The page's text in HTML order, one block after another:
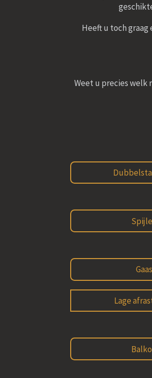
Heeft u toch graag
Weet u precies welk
Lage